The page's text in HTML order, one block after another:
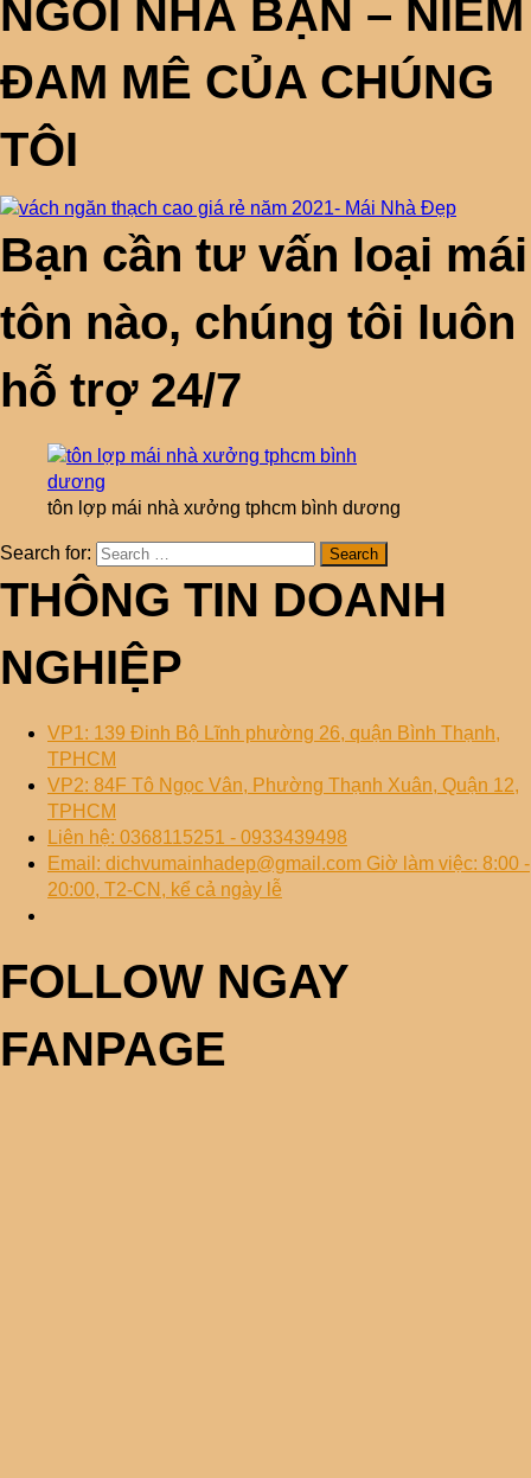
NGÔI NHÀ BẠN – NIỀM
ĐAM MÊ CỦA CHÚNG
TÔI
Bạn cần tư vấn loại mái
tôn nào, chúng tôi luôn
hỗ trợ 24/7
tôn lợp mái nhà xưởng tphcm bình dương
Search for:
THÔNG TIN DOANH
NGHIỆP
VP1: 139 Đinh Bộ Lĩnh phường 26, quận Bình Thạnh,
TPHCM
VP2: 84F Tô Ngọc Vân, Phường Thạnh Xuân, Quận 12,
TPHCM
Liên hệ: 0368115251 - 0933439498
Email: dichvumainhadep@gmail.com Giờ làm việc: 8:00 -
20:00, T2-CN, kể cả ngày lễ
FOLLOW NGAY
FANPAGE